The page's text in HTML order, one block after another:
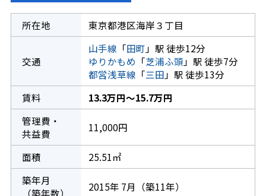
所在地 東京都港区海岸３丁目
交通
山手線 「田町 」駅 徒歩12分
ゆりかもめ 「芝浦ふ頭 」駅 徒歩7分
都営浅草線 「三田 」駅 徒歩13分
賃料
13.3万円～15.7万円
管理費・
共益費
11,000円
面積
25.51㎡
築年月
（築年数）
2015年 7月（築11年）